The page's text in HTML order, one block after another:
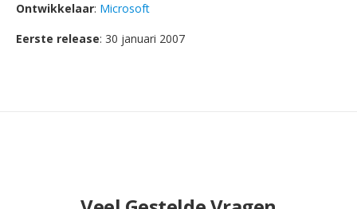
Ontwikkelaar: Microsoft
Eerste release: 30 januari 2007